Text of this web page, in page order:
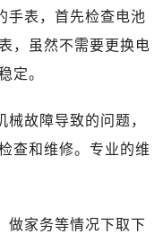
手表，首先检查电池
，虽然不需要更换电
定。
故障导致的问题，
查和维修。专业的维
做家务等情况下取下